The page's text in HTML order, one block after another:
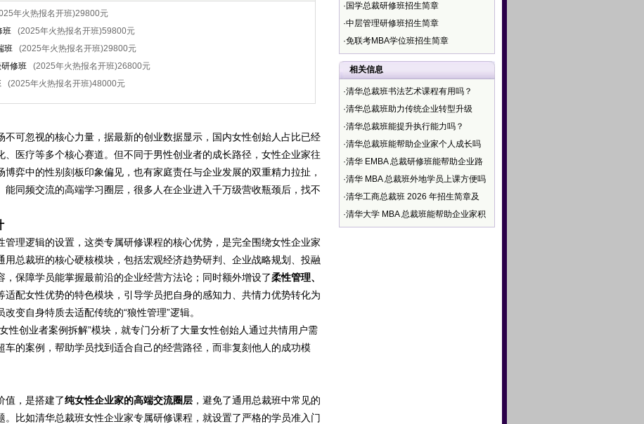
年火热报名开班)29800元
班
(2025年火热报名开班)59800元
班
(2025年火热报名开班)29800元
修班
(2025年火热报名开班)26800元
(2025年火热报名开班)48000元
不可忽视的核心力量，据最新的创业数据显示，国内女性创始人占比已经
、医疗等多个核心赛道。但不同于男性创业者的成长路径，女性企业家往
弈中的性别刻板印象偏见，也有家庭责任与企业发展的双重精力拉扯，
能同频交流的高端学习圈层，很多人在企业进入千万级营收瓶颈后，找不
管理逻辑的设置，这类专属研修课程的核心优势，是完全围绕女性企业家
用总裁班的核心硬核模块，包括宏观经济趋势研判、企业战略规划、投融
，保障学员能掌握最前沿的企业经营方法论；同时额外增设了柔性管理、
适配女性优势的特色模块，引导学员把自身的感知力、共情力优势转化为
变自身特质去适配传统的“狼性管理”逻辑。
性创业者案例拆解”模块，就专门分析了大量女性创始人通过共情用户需
车的案例，帮助学员找到适合自己的经营路径，而非复刻他人的成功模
值，是搭建了纯女性企业家的高端交流圈层 ，避免了通用总裁班中常见的
。比如清华总裁班女性企业家专属研修课程，就设置了严格的学员准入门
·国学总裁研修班招生简章
·中层管理研修班招生简章
·免联考MBA学位班招生简章
相关信息
·清华总裁班书法艺术课程有用吗？
·清华总裁班助力传统企业转型升级
·清华总裁班能提升执行能力吗？
·清华总裁班能帮助企业家个人成长吗
·清华 EMBA 总裁研修班能帮助企业路
·清华 MBA 总裁班外地学员上课方便吗
·清华工商总裁班 2026 年招生简章及
·清华大学 MBA 总裁班能帮助企业家积